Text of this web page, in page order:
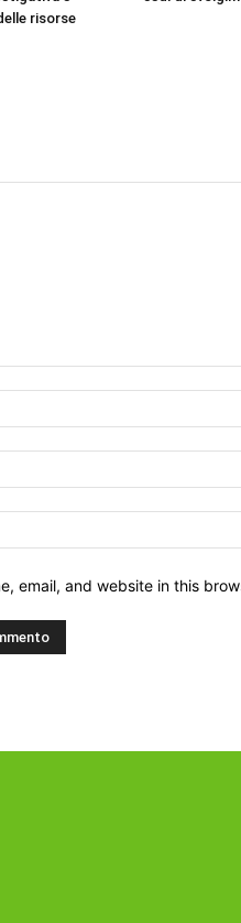
risorse
email, and website in this